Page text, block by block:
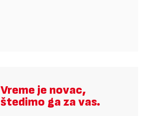
Vreme je novac,
štedimo ga za vas.